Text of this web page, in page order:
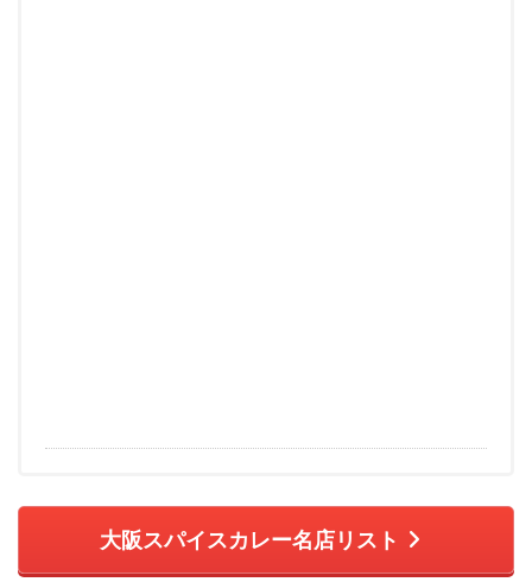
大阪スパイスカレー名店リスト